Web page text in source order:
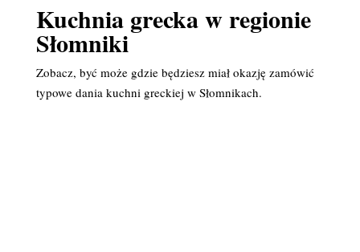
Kuchnia grecka w regionie
Słomniki
Zobacz, być może gdzie będziesz miał okazję zamówić
typowe dania kuchni greckiej w Słomnikach.